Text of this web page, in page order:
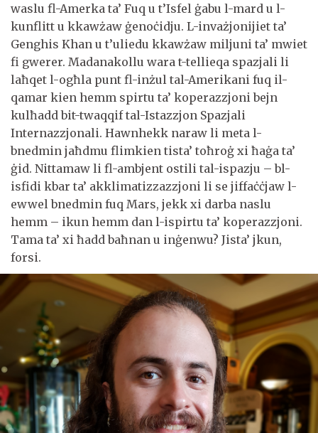
waslu fl-Amerka ta’ Fuq u t’Isfel ġabu l-mard u l-
kunflitt u kkawżaw ġenoċidju. L-invażjonijiet ta’
Genghis Khan u t’uliedu kkawżaw miljuni ta’ mwiet
fi gwerer. Madanakollu wara t-tellieqa spazjali li
laħqet l-ogħla punt fl-inżul tal-Amerikani fuq il-
qamar kien hemm spirtu ta’ koperazzjoni bejn
kulħadd bit-twaqqif tal-Istazzjon Spazjali
Internazzjonali. Hawnhekk naraw li meta l-
bnedmin jaħdmu flimkien tista’ toħroġ xi ħaġa ta’
ġid. Nittamaw li fl-ambjent ostili tal-ispazju – bl-
isfidi kbar ta’ akklimatizzazzjoni li se jiffaċċjaw l-
ewwel bnedmin fuq Mars, jekk xi darba naslu
hemm – ikun hemm dan l-ispirtu ta’ koperazzjoni.
Tama ta’ xi ħadd baħnan u inġenwu? Jista’ jkun,
forsi.